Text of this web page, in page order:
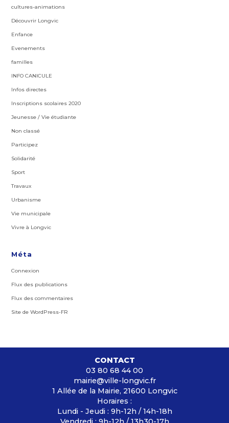
cultures-animations
Découvrir Longvic
Enfance
Evenements
familles
INFO CANICULE
Infos directes
Inscriptions scolaires 2020
Jeunesse / Vie étudiante
Non classé
Participez
Solidarité
Sport
Travaux
Urbanisme
Vie municipale
Vivre à Longvic
Méta
Connexion
Flux des publications
Flux des commentaires
Site de WordPress-FR
CONTACT
03 80 68 44 00
mairie@ville-longvic.fr
1 Allée de la Mairie, 21600 Longvic
Horaires :
Lundi - Jeudi : 9h-12h / 14h-18h